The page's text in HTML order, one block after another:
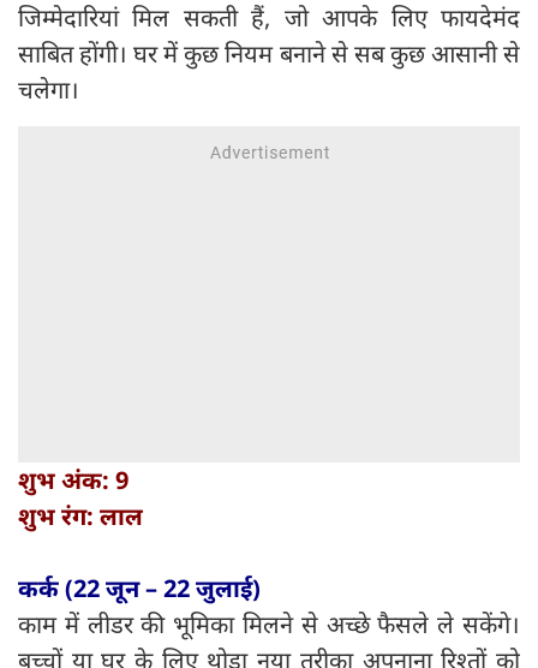
जिम्मेदारियां मिल सकती हैं, जो आपके लिए फायदेमंद
साबित होंगी। घर में कुछ नियम बनाने से सब कुछ आसानी से
चलेगा।
शुभ अंक: 9
शुभ रंग: लाल
कर्क (22 जून – 22 जुलाई)
काम में लीडर की भूमिका मिलने से अच्छे फैसले ले सकेंगे।
बच्चों या घर के लिए थोड़ा नया तरीका अपनाना रिश्तों को